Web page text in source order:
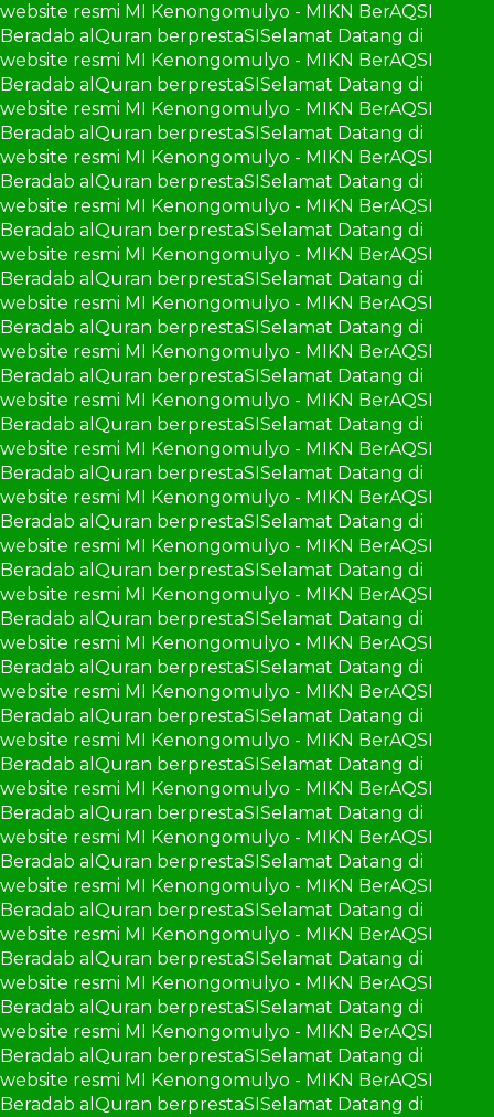
website resmi MI Kenongomulyo - MIKN BerAQSI
Beradab alQuran berprestaSISelamat Datang di
website resmi MI Kenongomulyo - MIKN BerAQSI
Beradab alQuran berprestaSISelamat Datang di
website resmi MI Kenongomulyo - MIKN BerAQSI
Beradab alQuran berprestaSISelamat Datang di
website resmi MI Kenongomulyo - MIKN BerAQSI
Beradab alQuran berprestaSISelamat Datang di
website resmi MI Kenongomulyo - MIKN BerAQSI
Beradab alQuran berprestaSISelamat Datang di
website resmi MI Kenongomulyo - MIKN BerAQSI
Beradab alQuran berprestaSISelamat Datang di
website resmi MI Kenongomulyo - MIKN BerAQSI
Beradab alQuran berprestaSISelamat Datang di
website resmi MI Kenongomulyo - MIKN BerAQSI
Beradab alQuran berprestaSISelamat Datang di
website resmi MI Kenongomulyo - MIKN BerAQSI
Beradab alQuran berprestaSISelamat Datang di
website resmi MI Kenongomulyo - MIKN BerAQSI
Beradab alQuran berprestaSISelamat Datang di
website resmi MI Kenongomulyo - MIKN BerAQSI
Beradab alQuran berprestaSISelamat Datang di
website resmi MI Kenongomulyo - MIKN BerAQSI
Beradab alQuran berprestaSISelamat Datang di
website resmi MI Kenongomulyo - MIKN BerAQSI
Beradab alQuran berprestaSISelamat Datang di
website resmi MI Kenongomulyo - MIKN BerAQSI
Beradab alQuran berprestaSISelamat Datang di
website resmi MI Kenongomulyo - MIKN BerAQSI
Beradab alQuran berprestaSISelamat Datang di
website resmi MI Kenongomulyo - MIKN BerAQSI
Beradab alQuran berprestaSISelamat Datang di
website resmi MI Kenongomulyo - MIKN BerAQSI
Beradab alQuran berprestaSISelamat Datang di
website resmi MI Kenongomulyo - MIKN BerAQSI
Beradab alQuran berprestaSISelamat Datang di
website resmi MI Kenongomulyo - MIKN BerAQSI
Beradab alQuran berprestaSISelamat Datang di
website resmi MI Kenongomulyo - MIKN BerAQSI
Beradab alQuran berprestaSISelamat Datang di
website resmi MI Kenongomulyo - MIKN BerAQSI
Beradab alQuran berprestaSISelamat Datang di
website resmi MI Kenongomulyo - MIKN BerAQSI
Beradab alQuran berprestaSISelamat Datang di
website resmi MI Kenongomulyo - MIKN BerAQSI
Beradab alQuran berprestaSISelamat Datang di